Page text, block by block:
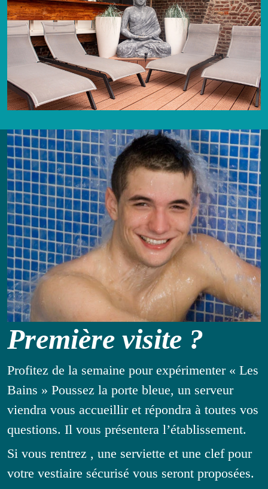
Première visite ?
Profitez de la semaine pour expérimenter « Les
Bains » Poussez la porte bleue, un serveur
viendra vous accueillir et répondra à toutes vos
questions. Il vous présentera l’établissement.
Si vous rentrez , une serviette et une clef pour
votre vestiaire sécurisé vous seront proposées.